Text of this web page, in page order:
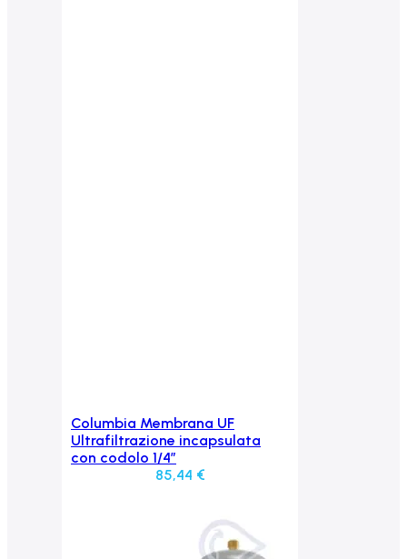
Aggiungi al carrello
Columbia Membrana UF
Ultrafiltrazione incapsulata
con codolo 1/4”
85,44 €